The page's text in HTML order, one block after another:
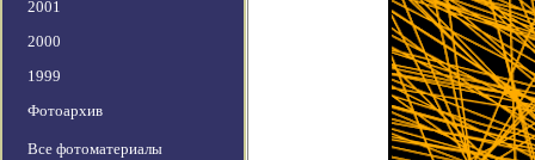
2001
2000
1999
Фотоархив
Все фотоматериалы